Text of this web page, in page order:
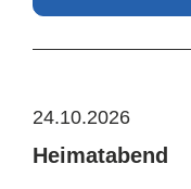
24.10.2026
Heimatabend